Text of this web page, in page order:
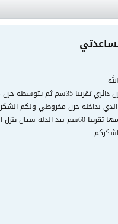
بالعمق صفر ويوجد سيال طوله تقريبا 55سم
بداخله جرن مخروطي ولكم الشكر
بسيال اخر نازل من باب الدله